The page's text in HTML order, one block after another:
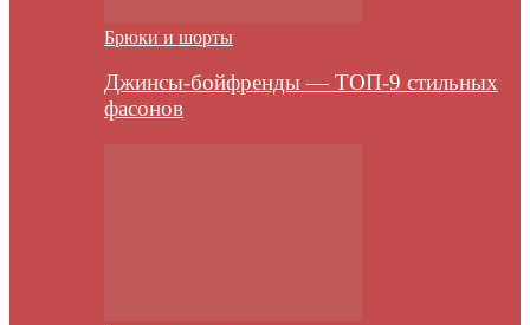
Брюки и шорты
Джинсы-бойфренды — ТОП-9 стильных
фасонов